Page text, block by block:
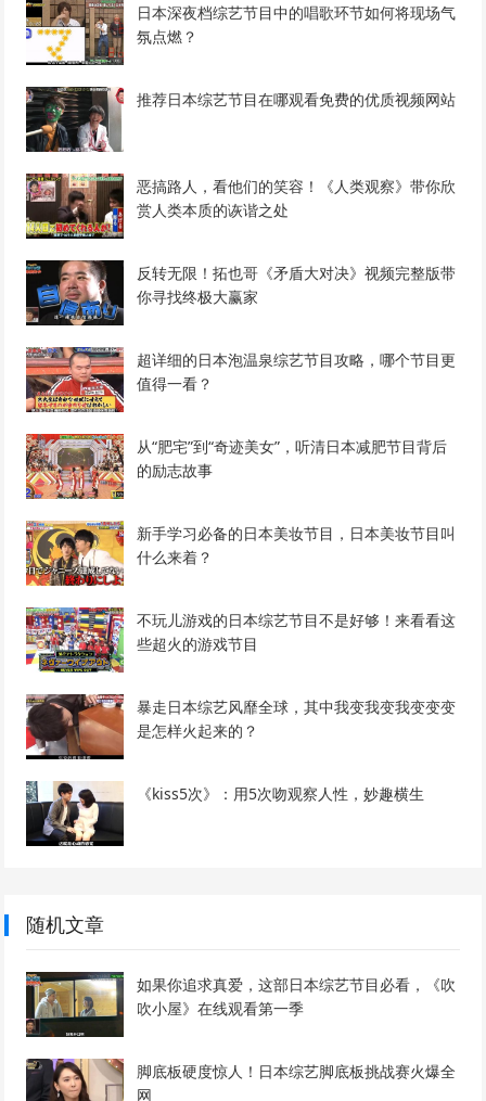
日本深夜档综艺节目中的唱歌环节如何将现场气
氛点燃？
推荐日本综艺节目在哪观看免费的优质视频网站
恶搞路人，看他们的笑容！《人类观察》带你欣
赏人类本质的诙谐之处
反转无限！拓也哥《矛盾大对决》视频完整版带
你寻找终极大赢家
超详细的日本泡温泉综艺节目攻略，哪个节目更
值得一看？
从“肥宅”到“奇迹美女”，听清日本减肥节目背后
的励志故事
新手学习必备的日本美妆节目，日本美妆节目叫
什么来着？
不玩儿游戏的日本综艺节目不是好够！来看看这
些超火的游戏节目
暴走日本综艺风靡全球，其中我变我变我变变变
是怎样火起来的？
《kiss5次》：用5次吻观察人性，妙趣横生
随机文章
如果你追求真爱，这部日本综艺节目必看，《吹
吹小屋》在线观看第一季
脚底板硬度惊人！日本综艺脚底板挑战赛火爆全
网